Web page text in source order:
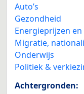
Auto’s
Gezondheid
Energieprijzen
Migratie,
Onderwijs
Politiek &
Achtergronden: